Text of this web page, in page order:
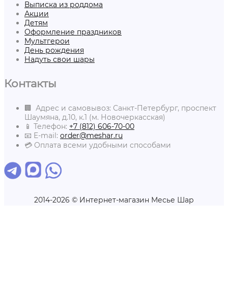
Выписка из роддома
Акции
Детям
Оформление праздников
Мультгерои
День рождения
Надуть свои шары
Контакты
🏢 Адрес и самовывоз: Санкт-Петербург, проспект
Шаумяна, д.10, к.1 (м. Новочеркасская)
📱 Телефон: +7 (812) 606-70-00
📧 E-mail: order@meshar.ru
💳 Оплата всеми удобными способами
2014-2026 © Интернет-магазин Месье Шар